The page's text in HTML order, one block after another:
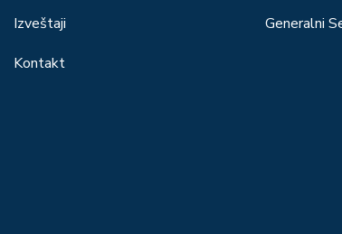
Izveštaji
Kontakt
Generalni